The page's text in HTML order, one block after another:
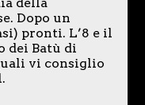
Dopo un
pronti. L’8 e il
dei Batù di
vi consiglio